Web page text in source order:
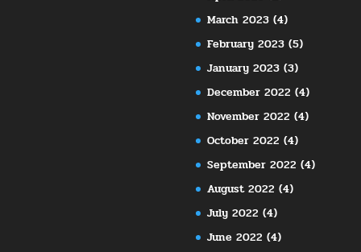
March 2023 (4)
February 2023 (5)
January 2023 (3)
December 2022 (4)
November 2022 (4)
October 2022 (4)
September 2022 (4)
August 2022 (4)
July 2022 (4)
June 2022 (4)